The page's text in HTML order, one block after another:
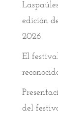
edición
2026
El
del